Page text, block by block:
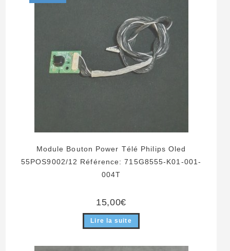
Module Bouton Power Télé Philips Oled
55POS9002/12 Référence: 715G8555-K01-001-
004T
15,00€
Lire la suite